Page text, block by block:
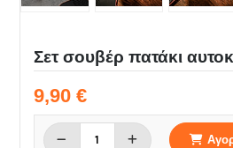
Σετ σουβέρ πατάκι
9,90 €